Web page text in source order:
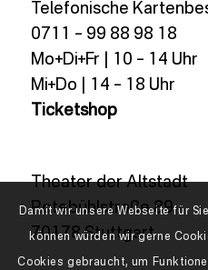
Telefonische
0711 – 99 88 98 18
Mo+Di+Fr | 10 – 14 Uhr
Mi+Do | 14 – 18 Uhr
Ticketshop
Theater der Altstadt
Rotebühlstraße 89
70178 Stuttgart
Damit wir unsere Webseite für
können würden wir gerne
Cookies gebraucht, um